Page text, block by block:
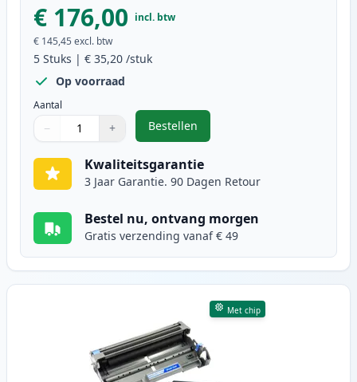
€ 176,00 incl. btw
€ 145,45 excl. btw
5 Stuks | € 35,20 /stuk
Op voorraad
Aantal
Gebruik de knoppen om aan te passen
− +
1
Bestellen
,5 stuks Brother TN3170
Kwaliteitsgarantie
3 Jaar Garantie. 90 Dagen Retour
Bestel nu, ontvang morgen
Gratis verzending vanaf € 49
Met chip